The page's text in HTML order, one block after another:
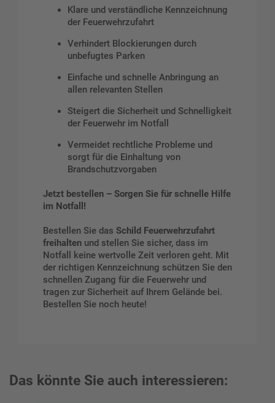
Klare und verständliche Kennzeichnung
der Feuerwehrzufahrt
Verhindert Blockierungen durch
unbefugtes Parken
Einfache und schnelle Anbringung an
allen relevanten Stellen
Steigert die Sicherheit und Schnelligkeit
der Feuerwehr im Notfall
Vermeidet rechtliche Probleme und
sorgt für die Einhaltung von
Brandschutzvorgaben
Jetzt bestellen – Sorgen Sie für schnelle Hilfe
im Notfall!
Bestellen Sie das Schild Feuerwehrzufahrt
freihalten und stellen Sie sicher, dass im
Notfall keine wertvolle Zeit verloren geht. Mit
der richtigen Kennzeichnung schützen Sie den
schnellen Zugang für die Feuerwehr und
tragen zur Sicherheit auf Ihrem Gelände bei.
Bestellen Sie noch heute!
Das könnte Sie auch interessieren: